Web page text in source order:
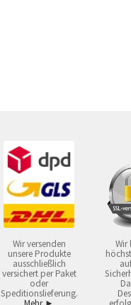
Wir versenden
unsere Produkte
ausschließlich
versichert per Paket
oder
Speditionslieferung.
Wir